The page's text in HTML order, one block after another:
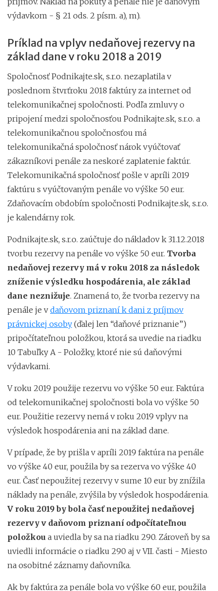
výdavkom - § 21 ods. 2 písm. a), m).
Príklad na vplyv nedaňovej rezervy na
základ dane v roku 2018 a 2019
Spoločnosť Podnikajte.sk, s.r.o. nezaplatila v
poslednom štvrťroku 2018 faktúry za internet od
telekomunikačnej spoločnosti. Podľa zmluvy o
pripojení medzi spoločnosťou Podnikajte.sk, s.r.o. a
telekomunikačnou spoločnosťou má
telekomunikačná spoločnosť nárok vyúčtovať
zákazníkovi penále za neskoré zaplatenie faktúr.
Telekomunikačná spoločnosť pošle v apríli 2019
faktúru s vyúčtovaným penále vo výške 50 eur.
Zdaňovacím obdobím spoločnosti Podnikajte.sk, s.r.o.
je kalendárny rok.
Podnikajte.sk, s.r.o. zaúčtuje do nákladov k 31.12.2018
tvorbu rezervy na penále vo výške 50 eur. Tvorba
nedaňovej rezervy má v roku 2018 za následok
zníženie výsledku hospodárenia, ale základ
dane neznižuje. Znamená to, že tvorba rezervy na
penále je v daňovom priznaní k dani z príjmov
právnickej osoby (ďalej len “daňové priznanie”)
pripočítateľnou položkou, ktorá sa uvedie na riadku
10 Tabuľky A - Položky, ktoré nie sú daňovými
výdavkami.
V roku 2019 použije rezervu vo výške 50 eur. Faktúra
od telekomunikačnej spoločnosti bola vo výške 50
eur. Použitie rezervy nemá v roku 2019 vplyv na
výsledok hospodárenia ani na základ dane.
V prípade, že by prišla v apríli 2019 faktúra na penále
vo výške 40 eur, použila by sa rezerva vo výške 40
eur. Časť nepoužitej rezervy v sume 10 eur by znížila
náklady na penále, zvýšila by výsledok hospodárenia.
V roku 2019 by bola časť nepoužitej nedaňovej
rezervy v daňovom priznaní odpočítateľnou
položkou a uviedla by sa na riadku 290. Zároveň by sa
uviedli informácie o riadku 290 aj v VII. časti - Miesto
na osobitné záznamy daňovníka.
Ak by faktúra za penále bola vo výške 60 eur, použila